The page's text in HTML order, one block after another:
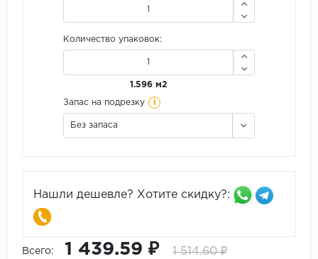
Количество упаковок:
1.596 м2
Запас на подрезку i
Без запаса
Нашли дешевле? Хотите скидку?:
Всего: 1 439.59 ₽ 1 514.60 ₽